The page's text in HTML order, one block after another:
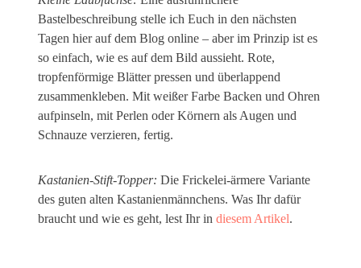
Bastelbeschreibung stelle ich Euch in den nächsten
Tagen hier auf dem Blog online – aber im Prinzip ist es
so einfach, wie es auf dem Bild aussieht. Rote,
tropfenförmige Blätter pressen und überlappend
zusammenkleben. Mit weißer Farbe Backen und Ohren
aufpinseln, mit Perlen oder Körnern als Augen und
Schnauze verzieren, fertig.
Kastanien-Stift-Topper: Die Frickelei-ärmere Variante
des guten alten Kastanienmännchens. Was Ihr dafür
braucht und wie es geht, lest Ihr indiesem Artikel.